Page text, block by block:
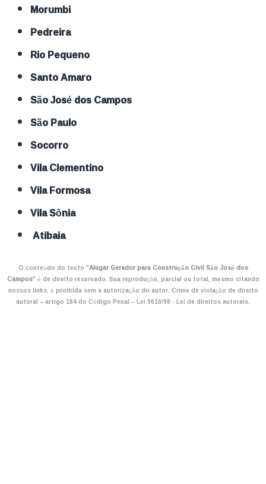
Morumbi
Pedreira
Rio Pequeno
Santo Amaro
São José dos Campos
São Paulo
Socorro
Vila Clementino
Vila Formosa
Vila Sônia
Atibaia
O conteúdo do texto "Alugar Gerador para Construção Civil São José dos
Campos" é de direito reservado. Sua reprodução, parcial ou total, mesmo citando
nossos links, é proibida sem a autorização do autor. Crime de violação de direito
autoral – artigo 184 do Código Penal –Lei 9610/98 - Lei de direitos autorais.